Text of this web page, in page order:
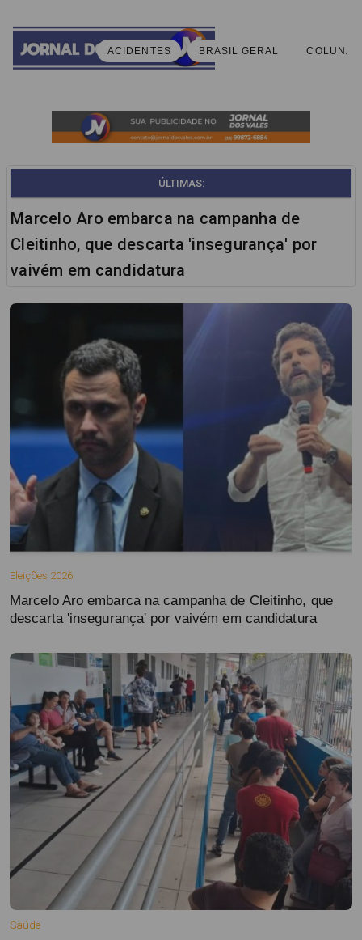
ACIDENTES BRASIL GERAL COLUNA
ÚLTIMAS:
Marcelo Aro embarca na campanha de
Cleitinho, que descarta 'insegurança' por
vaivém em candidatura
Eleições 2026
Marcelo Aro embarca na campanha de Cleitinho, que
descarta 'insegurança' por vaivém em candidatura
Saúde